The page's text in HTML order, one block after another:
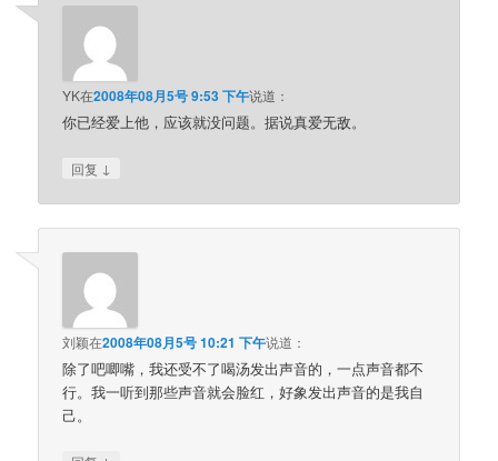
YK在2008年08月5号 9:53 下午说道：
你已经爱上他，应该就没问题。据说真爱无敌。
回复 ↓
刘颖在2008年08月5号 10:21 下午说道：
除了吧唧嘴，我还受不了喝汤发出声音的，一点声音都不
行。我一听到那些声音就会脸红，好象发出声音的是我自
己。